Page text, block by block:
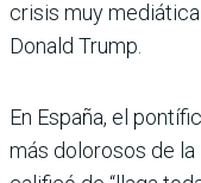
crisis muy
Donald Trump.
En España, el
más dolorosos de la